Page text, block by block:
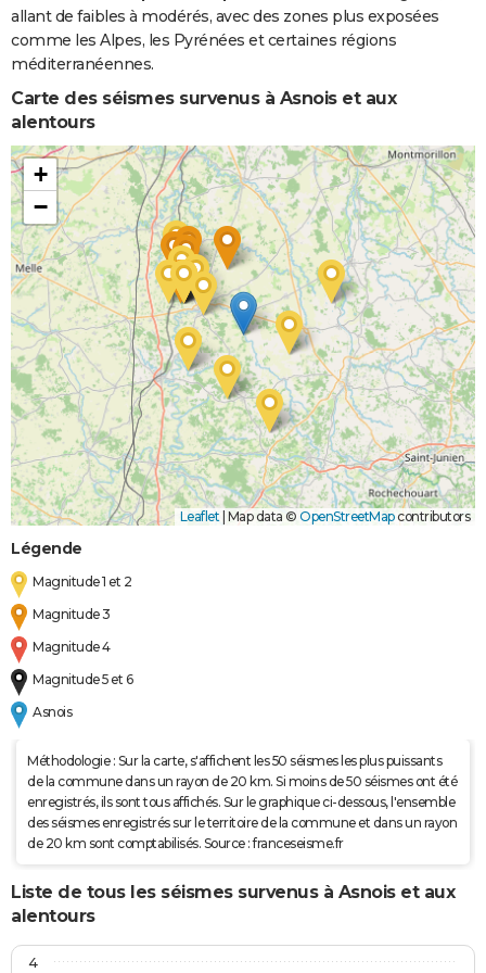
Inondations
et/ou
Coulées de
Boue
08/12/1982 31/12/1982 24 j Oui
allant de faibles à modérés, avec des zones plus exposées
comme les Alpes, les Pyrénées et certaines régions
méditerranéennes.
Carte des séismes survenus à Asnois et aux
alentours
+
−
Leaflet | Map data © OpenStreetMapcontributors
Légende
Magnitude 1 et 2
Magnitude 3
Magnitude 4
Magnitude 5 et 6
Asnois
Méthodologie : Sur la carte, s'affichent les 50 séismes les plus puissants
de la commune dans un rayon de 20 km. Si moins de 50 séismes ont été
enregistrés, ils sont tous affichés. Sur le graphique ci-dessous, l'ensemble
des séismes enregistrés sur le territoire de la commune et dans un rayon
de 20 km sont comptabilisés. Source : franceseisme.fr
Liste de tous les séismes survenus à Asnois et aux
alentours
4